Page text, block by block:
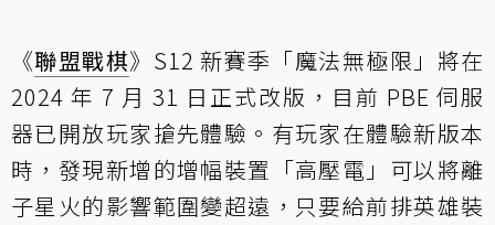
《聯盟戰棋》S12 新賽季「魔法無極限」將在
2024 年 7 月 31 日正式改版，目前 PBE 伺服
器已開放玩家搶先體驗。有玩家在體驗新版本
時，發現新增的增幅裝置「高壓電」可以將離
子星火的影響範圍變超遠，只要給前排英雄裝